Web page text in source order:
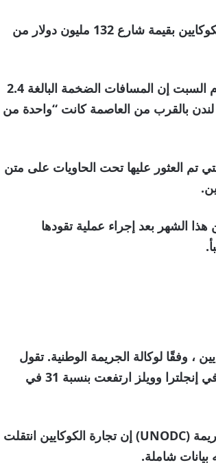
استولت السلطات الحدودية في المملكة المتحدة على الكوكايين بقيمة شارع 132 مليون دولار من
وقال تشارلي إيستو ، المدير البحري في قوة الحدود ، يوم السبت إن المسافات الضخمة البالغة 2.4
لندن بالقرب من العاصمة كانت “واحدة من
تم العثور عليها تحت الحاويات على متن
الشهر بعد إجراء عملية تقودها
، وفقًا لوكالة الجريمة الوطنية. تقول
حكومة المملكة المتحدة إن الوفيات المتعلقة بالكوكايين في إنجلترا وويلز ارتفعت بنسبة 31 في
في يوم الخميس ، قال مكتب الأمم المتحدة للأدوية والجريمة (UNODC) إن تجارة الكوكايين انتقلت